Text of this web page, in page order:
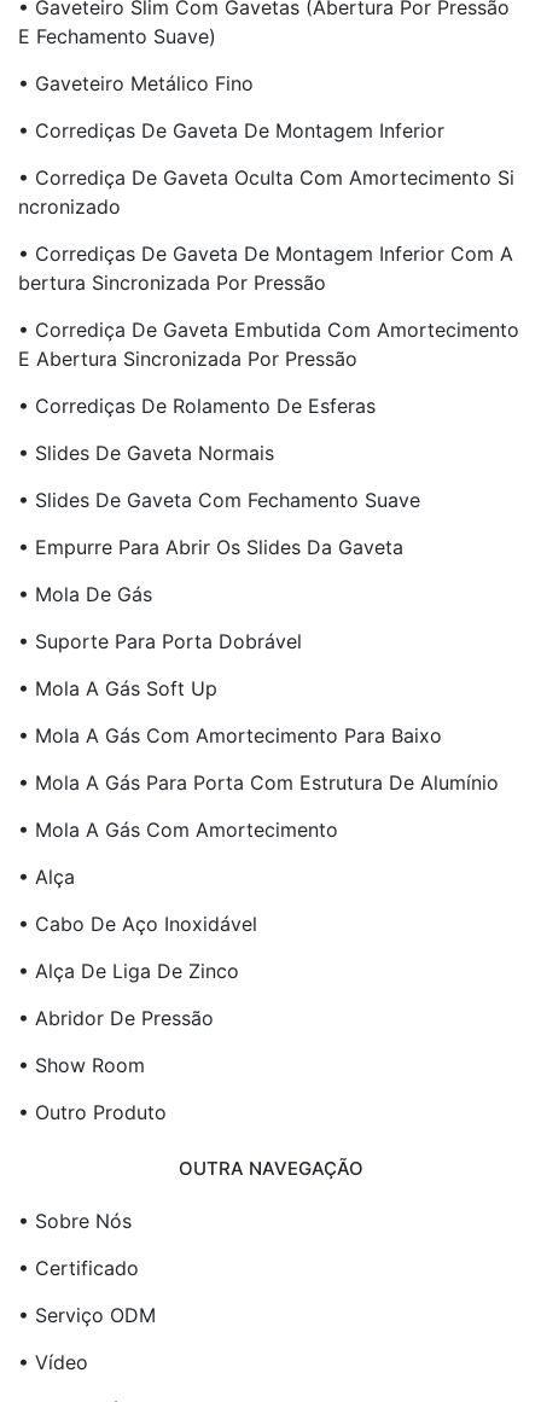
• Gaveteiro Slim Com Gavetas (Abertura Por Pressão
E Fechamento Suave)
• Gaveteiro Metálico Fino
• Corrediças De Gaveta De Montagem Inferior
• Corrediça De Gaveta Oculta Com Amortecimento Si
Ncronizado
• Corrediças De Gaveta De Montagem Inferior Com A
Bertura Sincronizada Por Pressão
• Corrediça De Gaveta Embutida Com Amortecimento
E Abertura Sincronizada Por Pressão
• Corrediças De Rolamento De Esferas
• Slides De Gaveta Normais
• Slides De Gaveta Com Fechamento Suave
• Empurre Para Abrir Os Slides Da Gaveta
• Mola De Gás
• Suporte Para Porta Dobrável
• Mola A Gás Soft Up
• Mola A Gás Com Amortecimento Para Baixo
• Mola A Gás Para Porta Com Estrutura De Alumínio
• Mola A Gás Com Amortecimento
• Alça
• Cabo De Aço Inoxidável
• Alça De Liga De Zinco
• Abridor De Pressão
• Show Room
• Outro Produto
OUTRA NAVEGAÇÃO
• Sobre Nós
• Certificado
• Serviço ODM
• Vídeo